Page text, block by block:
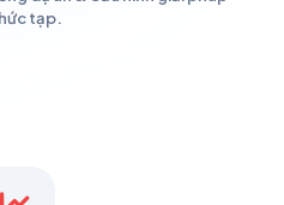
tạp.